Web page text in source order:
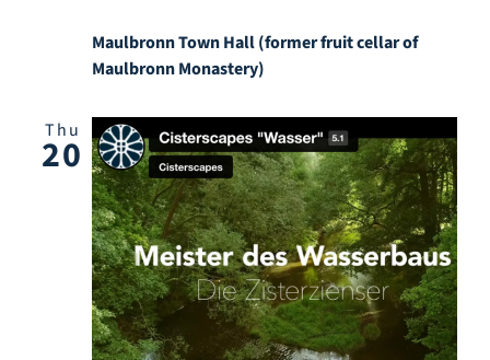
Maulbronn Town Hall (former fruit cellar of
Maulbronn Monastery)
Thu
20